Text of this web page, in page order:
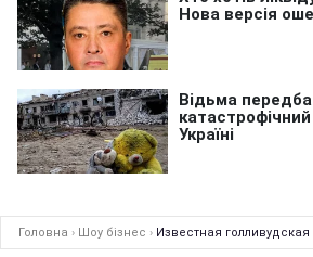
Головна › Шоу бізнес › Известная